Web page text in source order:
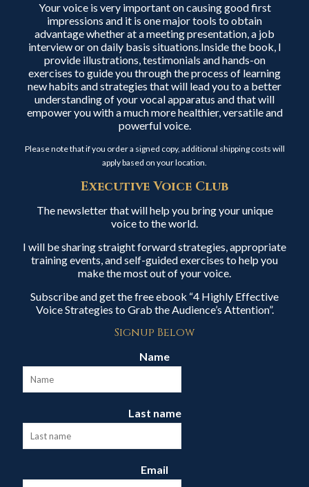
Your voice is very important on causing good first
impressions and it is one major tools to obtain
advantage whether at a meeting presentation, a job
interview or on daily basis situations.Inside the book, I
provide illustrations, testimonials and hands-on
exercises to guide you through the process of learning
new habits and strategies that will lead you to a better
understanding of your vocal apparatus and that will
empower you with a much more healthier, versatile and
powerful voice.
Please note that if you order a signed copy, additional shipping costs will
apply based on your location.
Executive Voice Club
The newsletter that will help you bring your unique
voice to the world.
I will be sharing straight forward strategies, appropriate
training events, and self-guided exercises to help you
make the most out of your voice.
Subscribe and get the free ebook “4 Highly Effective
Voice Strategies to Grab the Audience’s Attention”.
Signup Below
Name
Last name
Email